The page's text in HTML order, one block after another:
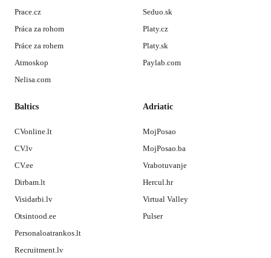
Prace.cz
Práca za rohom
Práce za rohem
Atmoskop
Nelisa.com
Seduo.sk
Platy.cz
Platy.sk
Paylab.com
Baltics
CVonline.lt
CV.lv
CV.ee
Dirbam.lt
Visidarbi.lv
Otsintood.ee
Personaloatrankos.lt
Recruitment.lv
Adriatic
MojPosao
MojPosao.ba
Vrabotuvanje
Hercul.hr
Virtual Valley
Pulser